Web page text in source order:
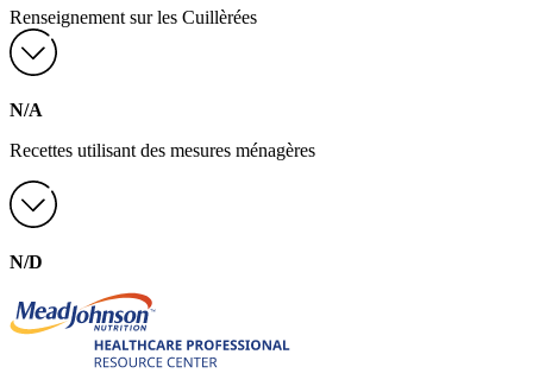
Renseignement sur les Cuillèrées
N/A
Recettes utilisant des mesures ménagères
N/D